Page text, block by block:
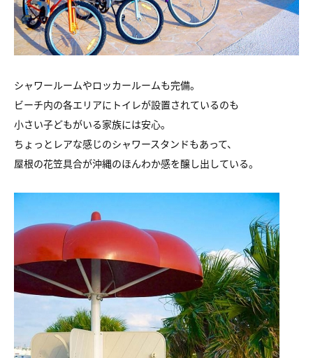
シャワールームやロッカールームも完備。
ビーチ内の各エリアにトイレが設置されているのも
小さい子どもがいる家族には安心。
ちょっとレアな感じのシャワースタンドもあって、
屋根の花笠具合が沖縄のほんわか感を醸し出している。